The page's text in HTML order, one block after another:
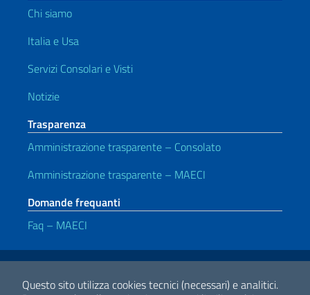
Questo sito utilizza cookies tecnici (necessari) e analitici.
Chi siamo
Italia e Usa
Servizi Consolari e Visti
Notizie
Trasparenza
Amministrazione trasparente – Consolato
Amministrazione trasparente – MAECI
Domande frequanti
Faq – MAECI
Link Utili